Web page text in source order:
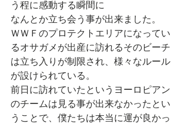
う程に感動する瞬間に
なんとか立ち会う事が出来ました。
ＷＷＦのプロテクトエリアになってい
るオサガメが出産に訪れるそのビーチ
は立ち入りが制限され、様々なルール
が設けられている。
前日に訪れていたというヨーロピアン
のチームは見る事が出来なかったとい
うことで、僕たちは本当に運が良かっ